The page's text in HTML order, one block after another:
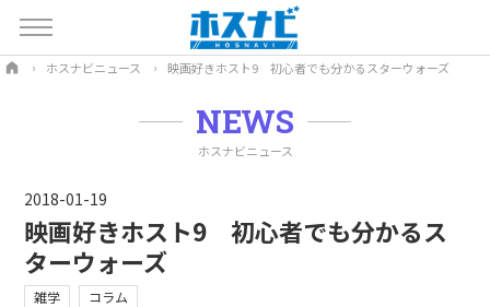
ホスナビニュース 映画好きホスト9 初心者でも分かるスターウォーズ
NEWS
ホスナビニュース
2018-01-19
映画好きホスト9 初心者でも分かるス
ターウォーズ
雑学 コラム